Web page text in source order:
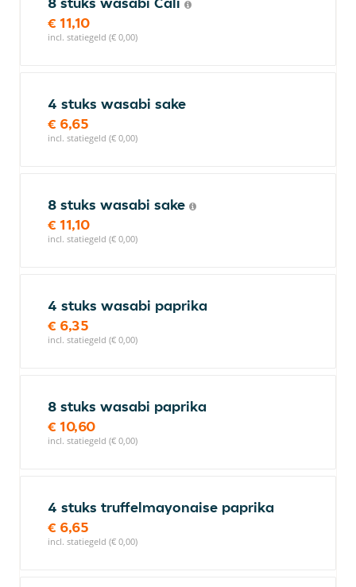
€ 11,10
incl. statiegeld (€ 0,00)
4 stuks wasabi sake
€ 6,65
incl. statiegeld (€ 0,00)
8 stuks wasabi sake
€ 11,10
incl. statiegeld (€ 0,00)
4 stuks wasabi paprika
€ 6,35
incl. statiegeld (€ 0,00)
8 stuks wasabi paprika
€ 10,60
incl. statiegeld (€ 0,00)
4 stuks truffelmayonaise paprika
€ 6,65
incl. statiegeld (€ 0,00)